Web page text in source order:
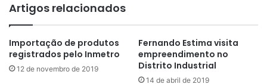
Artigos relacionados
Importação de produtos
registrados pelo Inmetro
12 de novembro de 2019
Fernando Estima visita
empreendimento no
Distrito Industrial
14 de abril de 2019